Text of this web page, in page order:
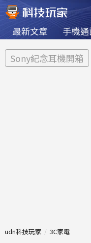
最新文章 手機
Sony紀念耳機開箱
udn科技玩家 3C家電